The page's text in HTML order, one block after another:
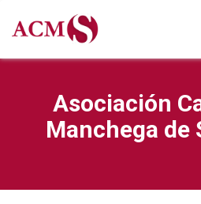
Asociación
Manchega de